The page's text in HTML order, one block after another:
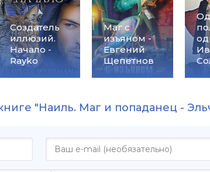
Создатель
иллюзий.
Начало -
Rayko
Маг с
изъяном -
Евгений
Щепетнов
"Наиль. Маг и попаданец -